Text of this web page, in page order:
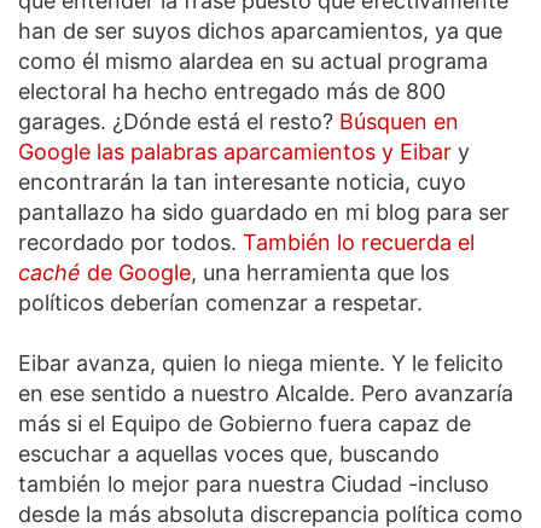
han de ser suyos dichos aparcamientos, ya que
como él mismo alardea en su actual programa
electoral ha hecho entregado más de 800
garages. ¿Dónde está el resto? Búsquen en
Google las palabras aparcamientos y Eibar y
encontrarán la tan interesante noticia, cuyo
pantallazo ha sido guardado en mi blog para ser
recordado por todos. También lo recuerda el
caché de Google, una herramienta que los
políticos deberían comenzar a respetar.
Eibar avanza, quien lo niega miente. Y le felicito
en ese sentido a nuestro Alcalde. Pero avanzaría
más si el Equipo de Gobierno fuera capaz de
escuchar a aquellas voces que, buscando
también lo mejor para nuestra Ciudad -incluso
desde la más absoluta discrepancia política como